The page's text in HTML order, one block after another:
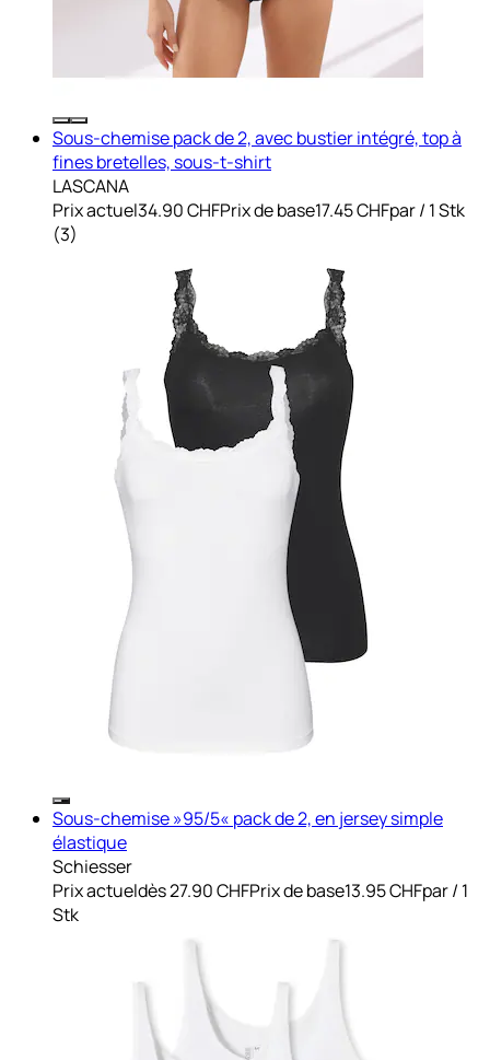
Sous-chemise pack de 2, avec bustier intégré, top à
fines bretelles, sous-t-shirt
LASCANA
Prix actuel34.90 CHFPrix de base17.45 CHFpar/ 1 Stk
(3)
Sous-chemise »95/5« pack de 2, en jersey simple
élastique
Schiesser
Prix actueldès27.90 CHFPrix de base13.95 CHFpar/ 1
Stk